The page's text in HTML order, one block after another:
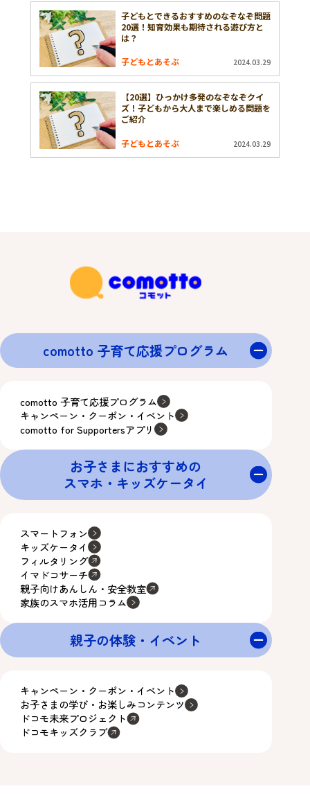
子どもとできるおすすめのなぞなぞ問題
20選！知育効果も期待される遊び方と
は？
子どもとあそぶ 2024.03.29
【20選】ひっかけ多発のなぞなぞクイ
ズ！子どもから大人まで楽しめる問題を
ご紹介
子どもとあそぶ 2024.03.29
comotto 子育て応援プログラム
comotto 子育て応援プログラム
キャンペーン・クーポン・イベント
comotto for Supportersアプリ
お子さまにおすすめの
スマホ・キッズケータイ
スマートフォン
キッズケータイ
フィルタリング
イマドコサーチ
親子向けあんしん・安全教室
家族のスマホ活用コラム
親子の体験・イベント
キャンペーン・クーポン・イベント
お子さまの学び・お楽しみコンテンツ
ドコモ未来プロジェクト
ドコモキッズクラブ